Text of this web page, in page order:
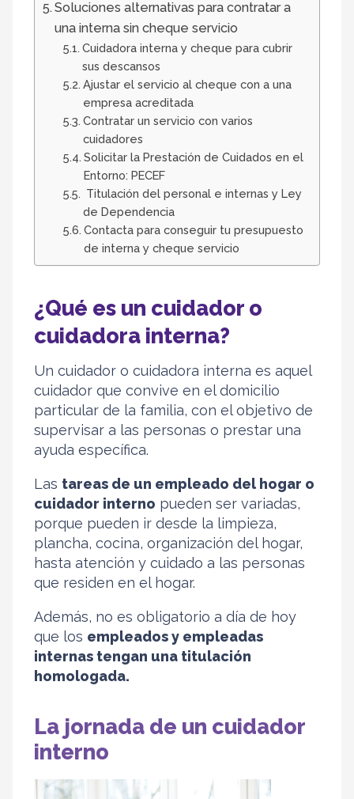
Soluciones alternativas para contratar a
una interna sin cheque servicio
Cuidadora interna y cheque para cubrir
sus descansos
Ajustar el servicio al cheque con a una
empresa acreditada
Contratar un servicio con varios
cuidadores
Solicitar la Prestación de Cuidados en el
Entorno: PECEF
Titulación del personal e internas y Ley
de Dependencia
Contacta para conseguir tu presupuesto
de interna y cheque servicio
¿Qué es un cuidador o
cuidadora interna?
Un cuidador o cuidadora interna es aquel
cuidador que convive en el domicilio
particular de la familia, con el objetivo de
supervisar a las personas o prestar una
ayuda específica.
Las tareas de un empleado del hogar o
cuidador interno pueden ser variadas,
porque pueden ir desde la limpieza,
plancha, cocina, organización del hogar,
hasta atención y cuidado a las personas
que residen en el hogar.
Además, no es obligatorio a día de hoy
que los empleados y empleadas
internas tengan una titulación
homologada.
La jornada de un cuidador
interno